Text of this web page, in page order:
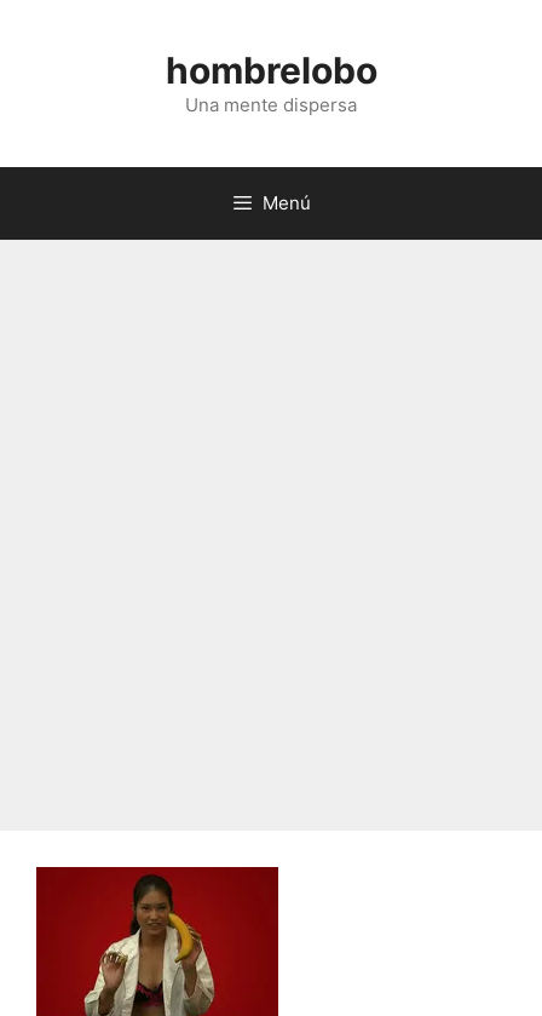
hombrelobo
Una mente dispersa
Menú